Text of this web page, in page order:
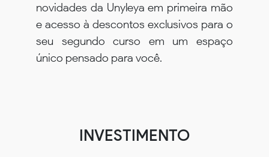
novidades da Unyleya em primeira mão
e acesso à descontos exclusivos para o
seu segundo curso em um espaço
único pensado para você.
INVESTIMENTO